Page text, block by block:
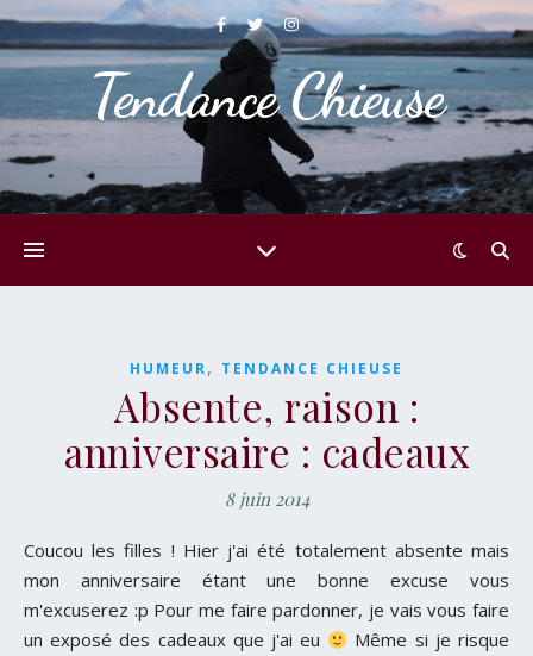
Tendance Chieuse
HUMEUR, TENDANCE CHIEUSE
Absente, raison :
anniversaire : cadeaux
8 juin 2014
Coucou les filles ! Hier j'ai été totalement absente mais
mon anniversaire étant une bonne excuse vous
m'excuserez :p Pour me faire pardonner, je vais vous faire
un exposé des cadeaux que j'ai eu
Même si je risque